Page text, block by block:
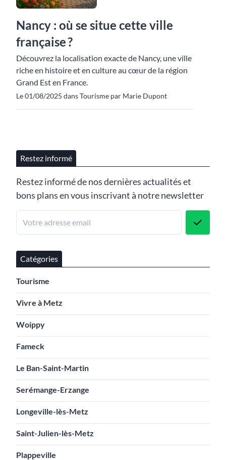
Nancy : où se situe cette ville
française ?
Découvrez la localisation exacte de Nancy, une ville
riche en histoire et en culture au cœur de la région
Grand Est en France.
Le 01/08/2025 dans Tourisme par Marie Dupont
Restez informé
Restez informé de nos dernières actualités et
bons plans en vous inscrivant à notre newsletter
Catégories
Tourisme
Vivre à Metz
Woippy
Fameck
Le Ban-Saint-Martin
Serémange-Erzange
Longeville-lès-Metz
Saint-Julien-lès-Metz
Plappeville